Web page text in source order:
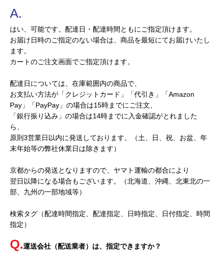
はい、可能です。配達日・配達時間ともにご指定頂けます。
お届け日時のご指定のない場合は、商品を最短にてお届けいたし
ます。
カートのご注文画面でご指定頂けます。
配達日については、在庫範囲内の商品で、
お支払い方法が「クレジットカード」「代引き」「Amazon
Pay」「PayPay」の場合は15時までにご注文、
「銀行振り込み」の場合は14時までに入金確認がとれました
ら、
原則3営業日以内に発送しております。（土、日、祝、お盆、年
末年始等の弊社休業日は除きます）
京都からの発送となりますので、ヤマト運輸の都合により
翌日以降になる場合もございます。（北海道、沖縄、北東北の一
部、九州の一部地域等）
検索タグ（配達時間指定、配達指定、日時指定、日付指定、時間
指定）
運送会社（配送業者）は、指定できますか？